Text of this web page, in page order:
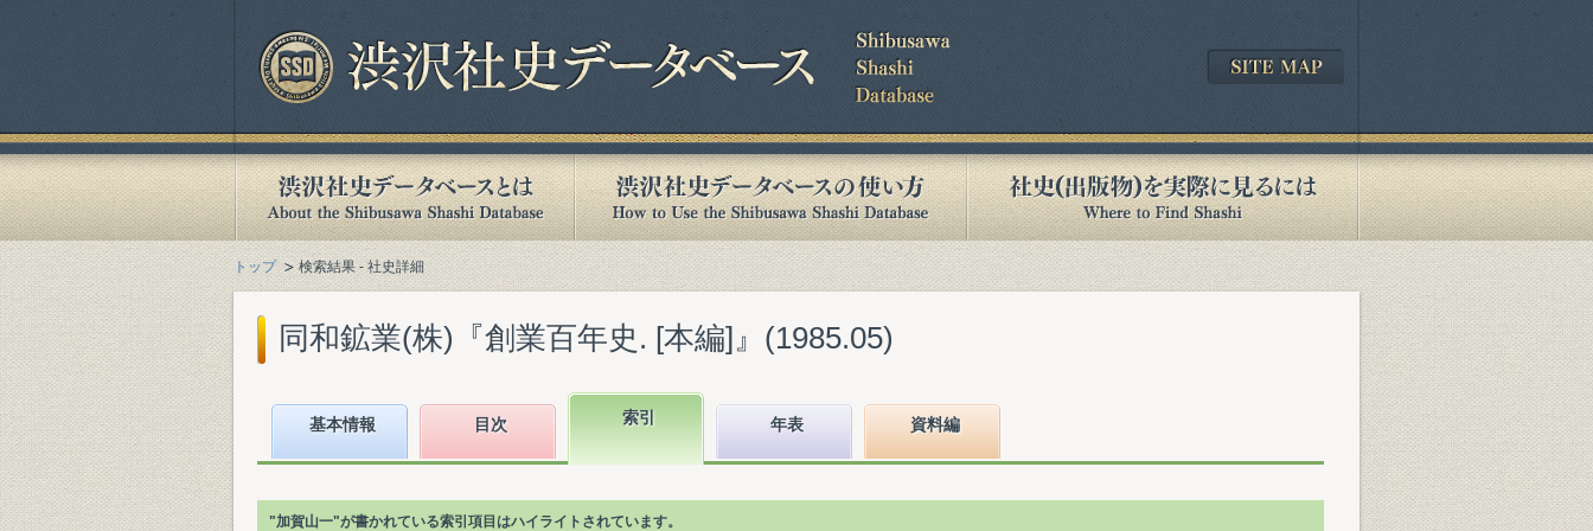
トップ 検索結果 - 社史詳細
同和鉱業(株)『創業百年史. [本編]』(1985.05)
基本情報 目次 索引 年表 資料編
"加賀山一"が書かれている索引項目はハイライトされています。